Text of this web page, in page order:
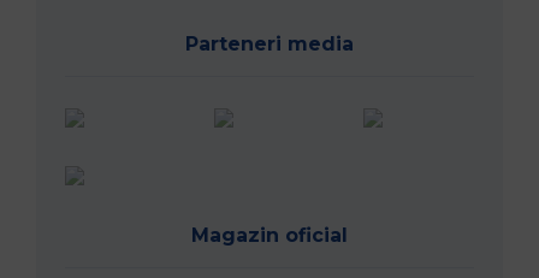
Parteneri media
Magazin oficial